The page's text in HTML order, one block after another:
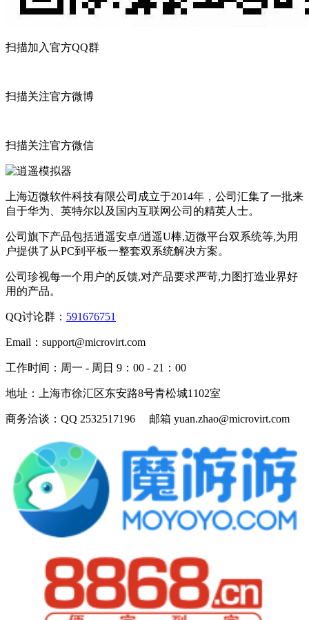
扫描加入官方QQ群
扫描关注官方微博
扫描关注官方微信
上海迈微软件科技有限公司成立于2014年，公司汇集了一批来
自于华为、英特尔以及国内互联网公司的精英人士。
公司旗下产品包括逍遥安卓/逍遥U棒,迈微平台双系统等,为用
户提供了从PC到平板一整套双系统解决方案。
公司珍视每一个用户的反馈,对产品要求严苛,力图打造业界好
用的产品。
QQ讨论群： 591676751
Email： support@microvirt.com
工作时间： 周一 - 周日 9：00 - 21：00
地址： 上海市徐汇区东安路8号青松城1102室
商务洽谈： QQ 2532517196 邮箱 yuan.zhao@microvirt.com